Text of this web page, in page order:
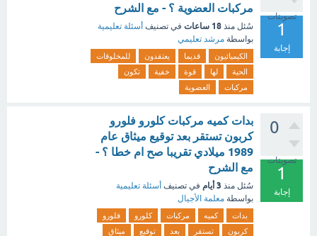
تصويتات
1
إجابة
مركبات العضوية ؟ - مع الشرح
سُئل منذ 18 ساعات في تصنيف أسئلة تعليمية
بواسطة مرشد تعليمي
الكيميائيون قديما يعتقدون
للمخلوقات
الحية
لها قوة خفية
تكون
مركبات
العضوية
0
تصويتات
1
إجابة
بدات كميه مركبات كلورو فلورو
كربون تستقر بعد توقيع ميثاق عام
1989 ميلادي تقريبا صح ام خطا ؟ -
مع الشرح
سُئل منذ 3 أيام في تصنيف أسئلة تعليمية
بواسطة معلمة الأجيال
بدات كميه مركبات كلورو
فلورو
كربون
تستقر بعد توقيع
ميثاق